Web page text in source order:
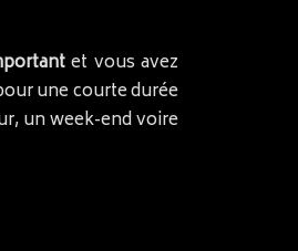
et vous avez
une courte durée
un week-end voire